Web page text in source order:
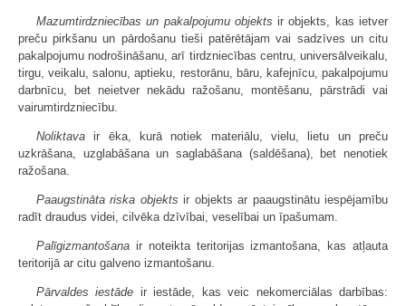
Mazumtirdzniecības un pakalpojumu objekts ir objekts, kas ietver
preču pirkšanu un pārdošanu tieši patērētājam vai sadzīves un citu
pakalpojumu nodrošināšanu, arī tirdzniecības centru, universālveikalu,
tirgu, veikalu, salonu, aptieku, restorānu, bāru, kafejnīcu, pakalpojumu
darbnīcu, bet neietver nekādu ražošanu, montēšanu, pārstrādi vai
vairumtirdzniecību.
Noliktava ir ēka, kurā notiek materiālu, vielu, lietu un preču
uzkrāšana, uzglabāšana un saglabāšana (saldēšana), bet nenotiek
ražošana.
Paaugstināta riska objekts ir objekts ar paaugstinātu iespējamību
radīt draudus videi, cilvēka dzīvībai, veselībai un īpašumam.
Palīgizmantošana ir noteikta teritorijas izmantošana, kas atļauta
teritorijā ar citu galveno izmantošanu.
Pārvaldes iestāde ir iestāde, kas veic nekomerciālas darbības: